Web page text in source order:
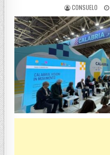
POSTED BY
CONSUELO